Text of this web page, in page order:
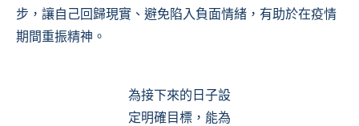
步，讓自己回歸現實、避免陷入負面情緒，有助於在疫情
期間重振精神。
為接下來的日子設
定明確目標，能為